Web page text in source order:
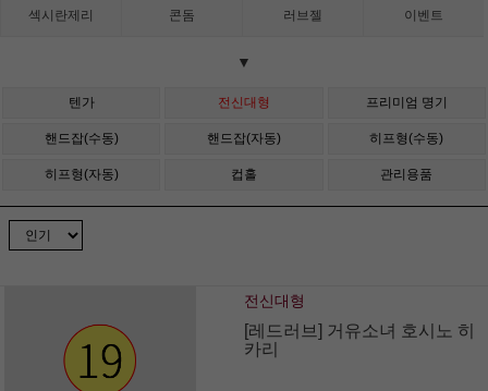
섹시란제리 콘돔 러브젤 이벤트
▼
텐가 전신대형 프리미엄 명기
핸드잡(수동) 핸드잡(자동) 히프형(수동)
히프형(자동) 컵홀 관리용품
전신대형
[레드러브] 거유소녀 호시노 히
카리